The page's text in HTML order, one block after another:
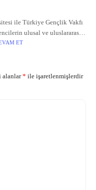
ile Türkiye Gençlik Vakfı
ulusal ve uluslararası
amacıyla “İhtisas
ET
alanlar* ile işaretlenmişlerdir